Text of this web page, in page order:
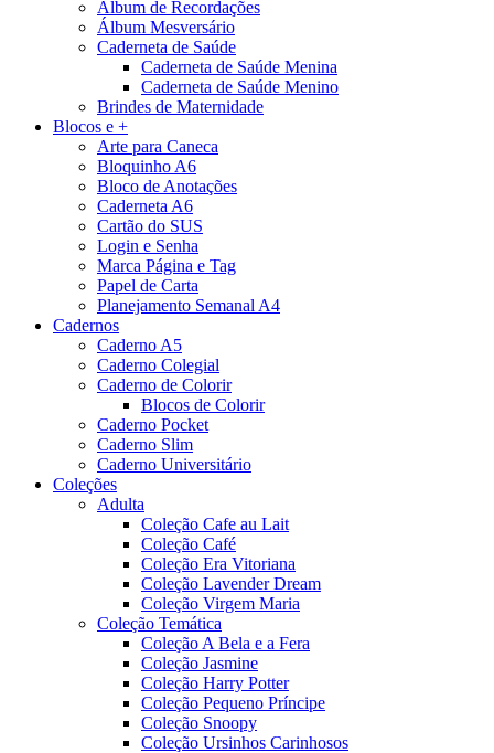
Álbum de Recordações
Álbum Mesversário
Caderneta de Saúde
Caderneta de Saúde Menina
Caderneta de Saúde Menino
Brindes de Maternidade
Blocos e +
Arte para Caneca
Bloquinho A6
Bloco de Anotações
Caderneta A6
Cartão do SUS
Login e Senha
Marca Página e Tag
Papel de Carta
Planejamento Semanal A4
Cadernos
Caderno A5
Caderno Colegial
Caderno de Colorir
Blocos de Colorir
Caderno Pocket
Caderno Slim
Caderno Universitário
Coleções
Adulta
Coleção Cafe au Lait
Coleção Café
Coleção Era Vitoriana
Coleção Lavender Dream
Coleção Virgem Maria
Coleção Temática
Coleção A Bela e a Fera
Coleção Jasmine
Coleção Harry Potter
Coleção Pequeno Príncipe
Coleção Snoopy
Coleção Ursinhos Carinhosos